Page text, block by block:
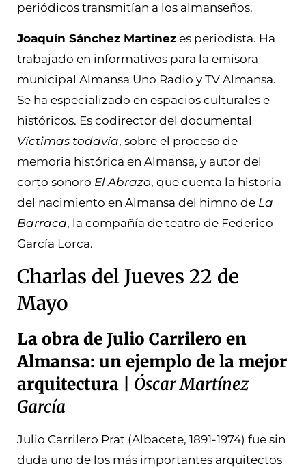
periódicos transmitían a los almanseños.
Joaquín Sánchez Martínez es periodista. Ha
trabajado en informativos para la emisora
municipal Almansa Uno Radio y TV Almansa.
Se ha especializado en espacios culturales e
históricos. Es codirector del documental
Víctimas todavía, sobre el proceso de
memoria histórica en Almansa, y autor del
corto sonoro El Abrazo, que cuenta la historia
del nacimiento en Almansa del himno de La
Barraca, la compañía de teatro de Federico
García Lorca.
Charlas del Jueves 22 de
Mayo
La obra de Julio Carrilero en
Almansa: un ejemplo de la mejor
arquitectura | Óscar Martínez
García
Julio Carrilero Prat (Albacete, 1891-1974) fue sin
duda uno de los más importantes arquitectos